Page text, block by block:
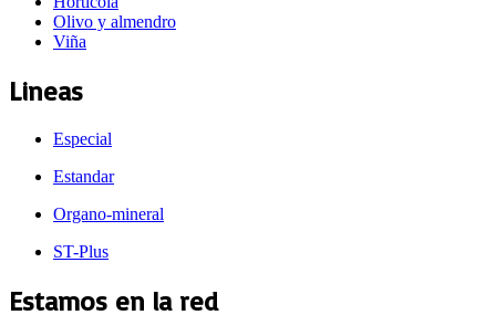
Olivo y almendro
Viña
Lineas
Especial
Estandar
Organo-mineral
ST-Plus
Estamos en la red